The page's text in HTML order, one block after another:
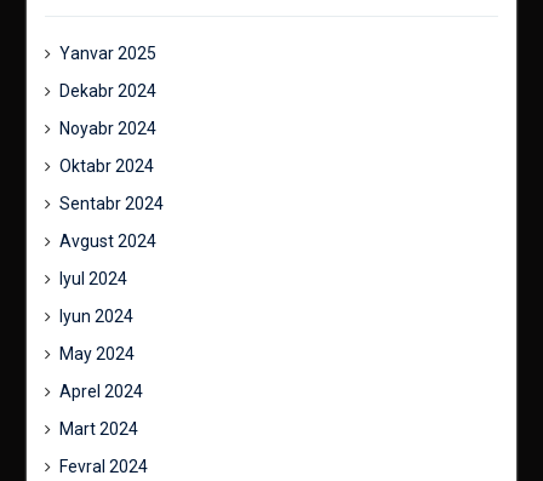
Yanvar 2025
Dekabr 2024
Noyabr 2024
Oktabr 2024
Sentabr 2024
Avgust 2024
Iyul 2024
Iyun 2024
May 2024
Aprel 2024
Mart 2024
Fevral 2024